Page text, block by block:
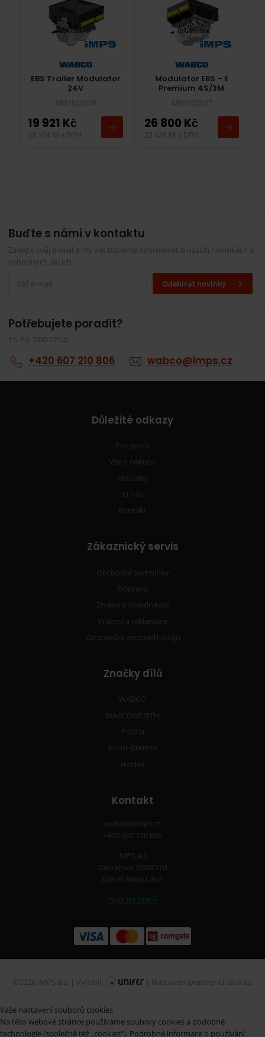
EBS Trailer Modulator
24V
480102060R
19 921 Kč
24 104 Kč s DPH
Modulator EBS – E
Premium 4S/3M
4801020607
26 800 Kč
32 428 Kč s DPH
Buďte s námi v kontaktu
Zadejte svůj e-mail a my vás budeme informovat o našich novinkách a
výhodných akcích
Odebírat novinky
Potřebujete poradit?
Po-Pá: 7:00-17:00
+420 607 210 806 wabco@imps.cz
Důležité odkazy
Pro servis
Vše o nákupu
Aktuality
O nás
Kontakt
Zákaznický servis
Obchodní podmínky
Doprava
Změny v objednávce
Vrácení a reklamace
Zpracování osobních údajů
Značky dílů
WABCO
WABCOWÜRTH
ProVia
Knorr-Bremse
Haldex
Kontakt
wabco@imps.cz
+420 607 210 806
IMPS a.s.
Zaoralova 3090/17d
628 00 Brno-Líšeň
Najít na mapě
©2026 IMPS a.s. | Vyrobil | Nastavení preferencí cookies
Vaše nastavení souborů cookies
Na této webové stránce používáme soubory cookies a podobné
technologie (společně též „cookies“). Podrobné informace o používání